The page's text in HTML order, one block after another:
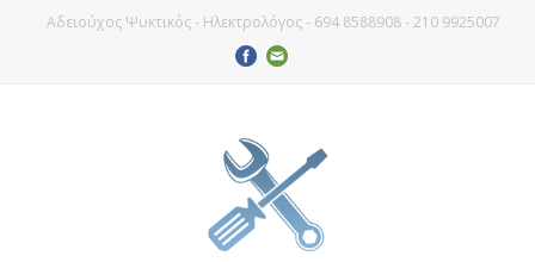
Αδειούχος Ψυκτικός - Ηλεκτρολόγος - 694 8588908 - 210 9925007